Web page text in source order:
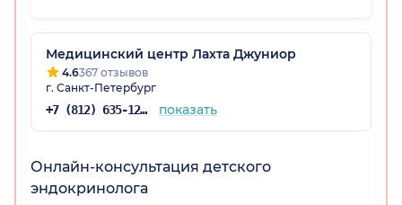
Медицинский центр Лахта Джуниор
4.6367 отзывов
г. Санкт-Петербург
+7 (812) 635-12-10 показать
Онлайн-консультация детского
эндокринолога